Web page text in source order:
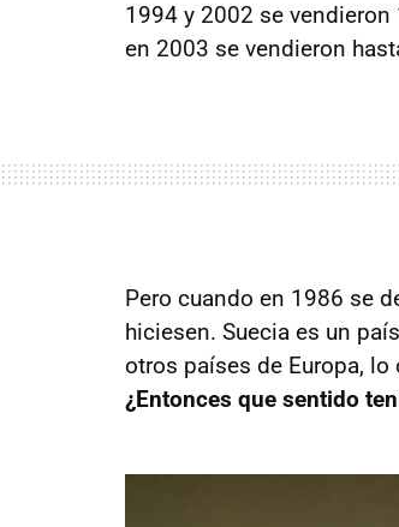
1994 y 2002 se vendieron
en 2003 se vendieron
Pero cuando en 1986 se
hiciesen. Suecia es un
otros países de Europa,
¿Entonces que sentido